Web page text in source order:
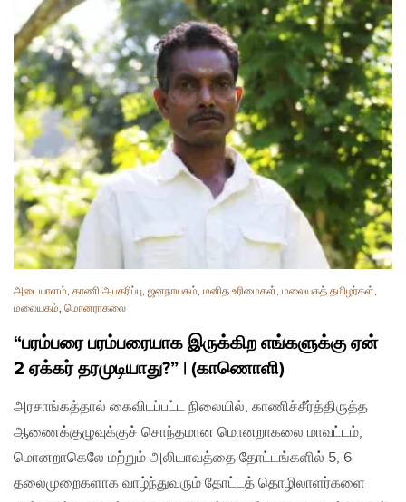
அடையாளம், காணி அபகரிப்பு, ஜனநாயகம், மனித உரிமைகள், மலையகத் தமிழர்கள்,
மலையகம், மொனராகலை
“பரம்பரை பரம்பரையாக இருக்கிற எங்களுக்கு ஏன்
2 ஏக்கர் தரமுடியாது?” | (காணொளி)
அரசாங்கத்தால் கைவிடப்பட்ட நிலையில், காணிச்சீர்த்திருத்த
ஆணைக்குழுவுக்குச் சொந்தமான மொனறாகலை மாவட்டம்,
மொனறாகெலே மற்றும் அலியாவத்தை தோட்டங்களில் 5, 6
தலைமுறைகளாக வாழ்ந்துவரும் தோட்டத் தொழிலாளர்களை